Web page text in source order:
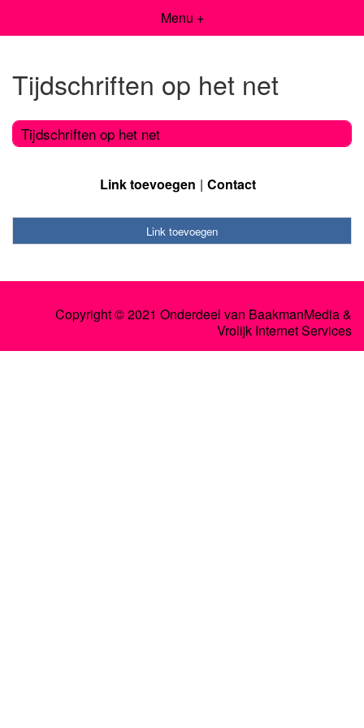
Menu +
Tijdschriften op het net
Tijdschriften op het net
Link toevoegen Contact
Link toevoegen
Copyright © 2021 Onderdeel van BaakmanMedia&
Vrolijk Internet Services